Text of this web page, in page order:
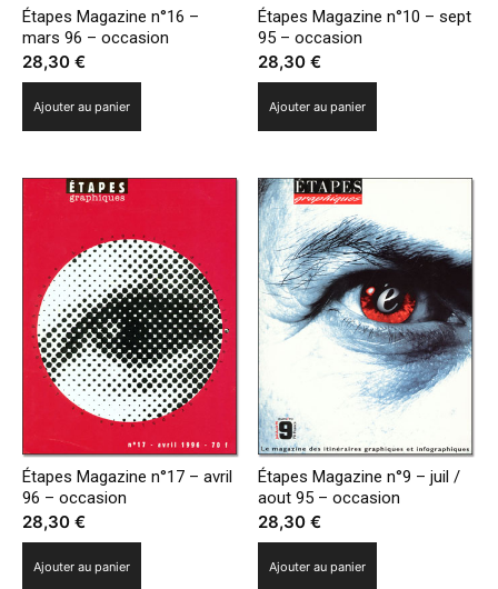
Étapes Magazine n°16 –
mars 96 – occasion
28,30 €
Ajouter au panier
Étapes Magazine n°10 – sept
95 – occasion
28,30€
Ajouter au panier
Étapes Magazine n°17 – avril
96 – occasion
28,30 €
Ajouter au panier
Étapes Magazine n°9 – juil /
aout 95 – occasion
28,30€
Ajouter au panier